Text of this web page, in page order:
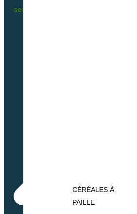
CÉRÉALES À
PAILLE
sembio@partnerandco.fr